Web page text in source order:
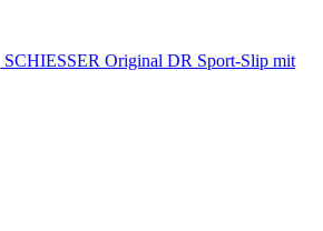
SCHIESSER Original DR Sport-Slip mit